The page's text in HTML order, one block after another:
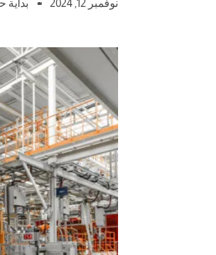
نوفمبر 12, 2024 بداية